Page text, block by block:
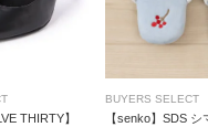
THIRTY】
BUYERS SELECT
【senko】SDS